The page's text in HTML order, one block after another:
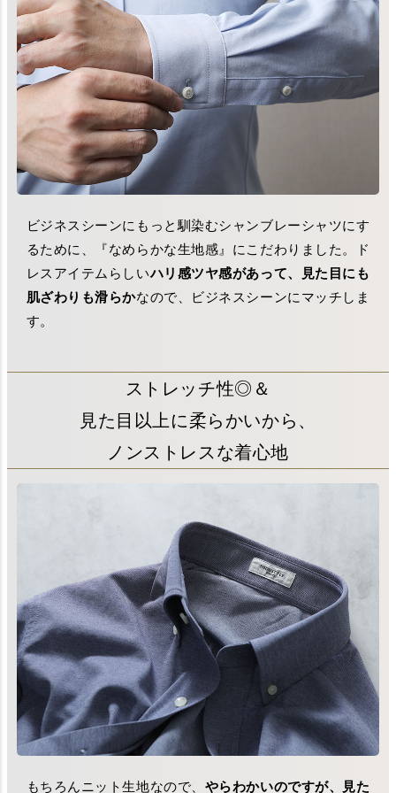
ビジネスシーンにもっと馴染むシャンブレーシャツにす
るために、『なめらかな生地感』にこだわりました。ド
レスアイテムらしいハリ感ツヤ感があって、見た目にも
肌ざわりも滑らかなので、ビジネスシーンにマッチしま
す。
ストレッチ性◎＆
見た目以上に柔らかいから、
ノンストレスな着心地
もちろんニット生地なので、 やらわかいのですが、見た